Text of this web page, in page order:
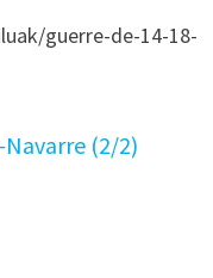
guerre-de-14-18-
Navarre (2/2)